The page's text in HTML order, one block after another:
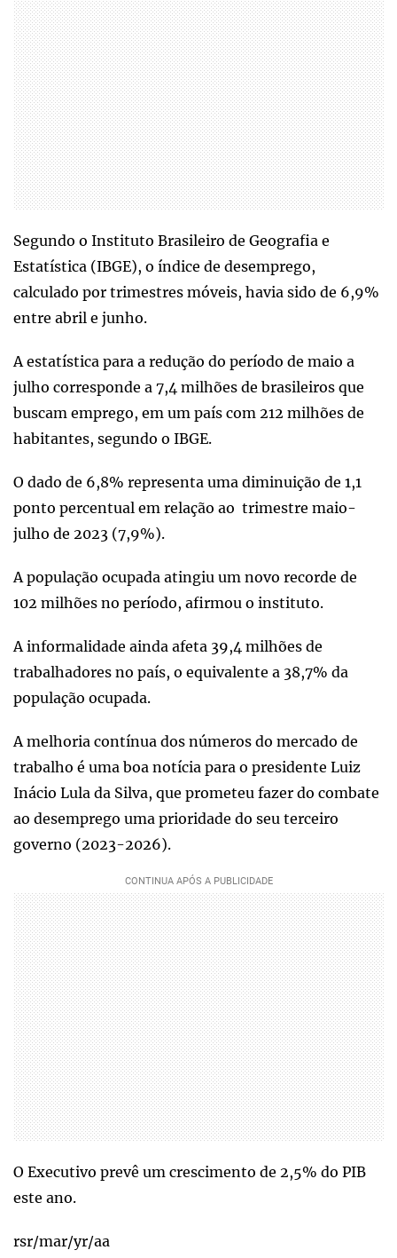
Segundo o Instituto Brasileiro de Geografia e
Estatística (IBGE), o índice de desemprego,
calculado por trimestres móveis, havia sido de 6,9%
entre abril e junho.
A estatística para a redução do período de maio a
julho corresponde a 7,4 milhões de brasileiros que
buscam emprego, em um país com 212 milhões de
habitantes, segundo o IBGE.
O dado de 6,8% representa uma diminuição de 1,1
ponto percentual em relação ao trimestre maio-
julho de 2023 (7,9%).
A população ocupada atingiu um novo recorde de
102 milhões no período, afirmou o instituto.
A informalidade ainda afeta 39,4 milhões de
trabalhadores no país, o equivalente a 38,7% da
população ocupada.
A melhoria contínua dos números do mercado de
trabalho é uma boa notícia para o presidente Luiz
Inácio Lula da Silva, que prometeu fazer do combate
ao desemprego uma prioridade do seu terceiro
governo (2023-2026).
O Executivo prevê um crescimento de 2,5% do PIB
este ano.
rsr/mar/yr/aa